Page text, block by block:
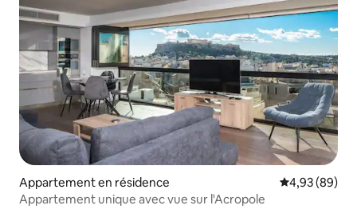
Appartement en résidence Évaluation
4,93 (89)
Appartement unique avec vue sur l'Acropole